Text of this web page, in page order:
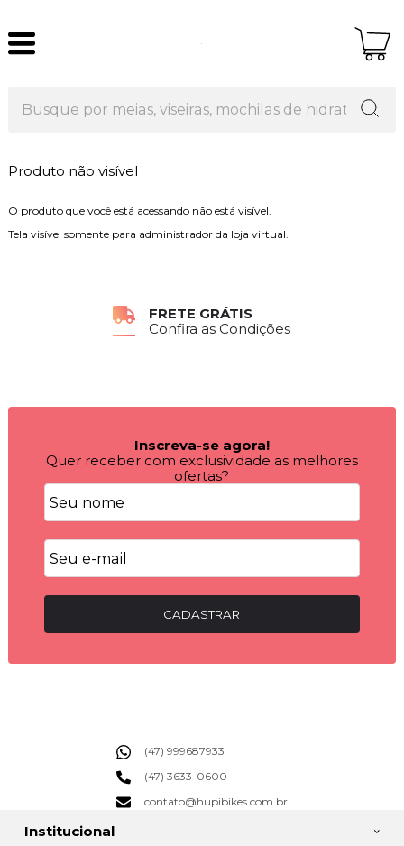
Produto não visível
O produto que você está acessando não está visível.
Tela visível somente para administrador da loja virtual.
FRETE GRÁTIS
Confira as Condições
Inscreva-se agora!
Quer receber com exclusividade as melhores
ofertas?
CADASTRAR
Institucional
(47) 999687933
(47) 3633-0600
contato@hupibikes.com.br